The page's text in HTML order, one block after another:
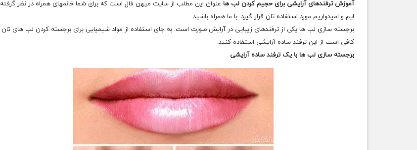
آموزش ترفندهای آرایشی برای حجیم کردن لب هاعنوان این مطلب از سایت میهن فال است که برای شما خانمهای همراه در نظر گرفته
ایم و امیدواریم مورد استفاده تان قرار گیرد. با ما همراه باشید.
برجسته سازی لب ها یکی از ترفندهای زیبایی در آرایش صورت است. به جای استفاده از مواد شیمیایی برای برجسته کردن لب های تان
کافی است از این ترفند ساده آرایشی استفاده کنید.
برجسته سازی لب ها با یک ترفند ساده آرایشی